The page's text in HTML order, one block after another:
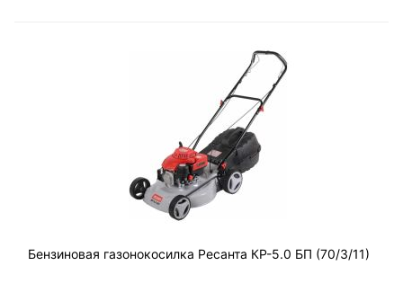
Бензиновая газонокосилка Ресанта КР-5.0 БП (70/3/11)